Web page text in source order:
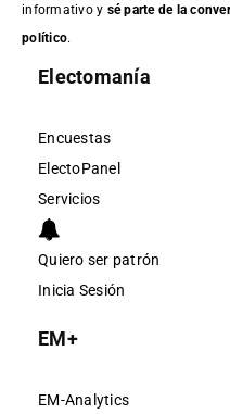
informativo y sé parte de la
político.
Electomanía
Encuestas
ElectoPanel
Servicios
Quiero ser patrón
Inicia Sesión
EM+
EM-Analytics